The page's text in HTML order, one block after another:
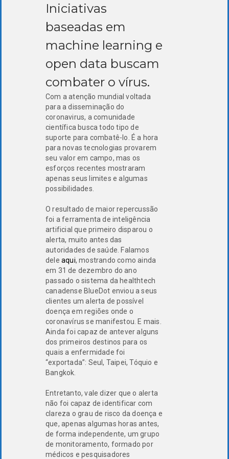
Iniciativas
baseadas em
machine learning e
open data buscam
combater o vírus.
Com a atenção mundial voltada
para a disseminação do
coronavirus, a comunidade
científica busca todo tipo de
suporte para combatê-lo. É a hora
para novas tecnologias provarem
seu valor em campo, mas os
esforços recentes mostraram
apenas seus limites e algumas
possibilidades.
O resultado de maior repercussão
foi a ferramenta de inteligência
artificial que primeiro disparou o
alerta, muito antes das
autoridades de saúde. Falamos
dele aqui, mostrando como ainda
em 31 de dezembro do ano
passado o sistema da healthtech
canadense BlueDot enviou a seus
clientes um alerta de possível
doença em regiões onde o
coronavírus se manifestou. E mais.
Ainda foi capaz de antever alguns
dos primeiros destinos para os
quais a enfermidade foi
“exportada”: Seul, Taipei, Tóquio e
Bangkok.
Entretanto, vale dizer que o alerta
não foi capaz de identificar com
clareza o grau de risco da doença e
que, apenas algumas horas antes,
de forma independente, um grupo
de monitoramento, formado por
médicos e pesquisadores